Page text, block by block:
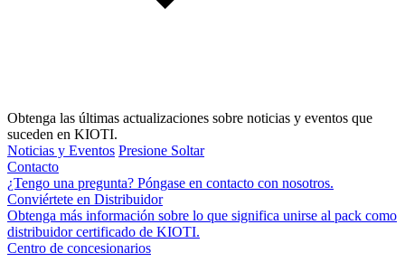
Obtenga las últimas actualizaciones sobre noticias y eventos que
suceden en KIOTI.
Noticias y Eventos Presione Soltar
Contacto
¿Tengo una pregunta? Póngase en contacto con nosotros.
Conviértete en Distribuidor
Obtenga más información sobre lo que significa unirse al pack como
distribuidor certificado de KIOTI.
Centro de concesionarios